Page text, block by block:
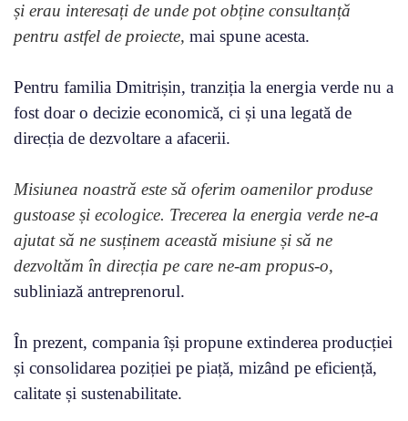
și erau interesați de unde pot obține consultanță
pentru astfel de proiecte, mai spune acesta.
Pentru familia Dmitrișin, tranziția la energia verde nu a
fost doar o decizie economică, ci și una legată de
direcția de dezvoltare a afacerii.
Misiunea noastră este să oferim oamenilor produse
gustoase și ecologice. Trecerea la energia verde ne-a
ajutat să ne susținem această misiune și să ne
dezvoltăm în direcția pe care ne-am propus-o,
subliniază antreprenorul.
În prezent, compania își propune extinderea producției
și consolidarea poziției pe piață, mizând pe eficiență,
calitate și sustenabilitate.